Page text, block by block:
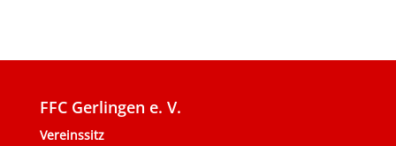
FFC Gerlingen e. V.
Vereinssitz